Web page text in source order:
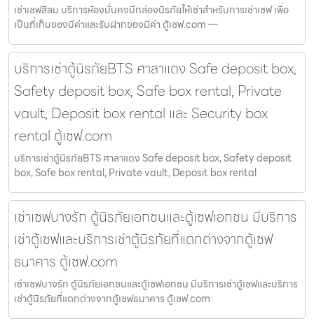
เช่าเซฟสีลม บริการห้องมั่นคงมีกล่องนิรภัยให้เช่าสำหรับการเช่าเซฟ เพื่อ
เป็นที่เก็บของมีค่าและรับฝากของมีค่า ตู้เซฟ.com —
บริการเช่าตู้นิรภัยBTS ศาลาแดง Safe deposit box,
Safety deposit box, Safe box rental, Private
vault, Deposit box rental และ Security box
rental ตู้เซฟ.com
บริการเช่าตู้นิรภัยBTS ศาลาแดง Safe deposit box, Safety deposit
box, Safe box rental, Private vault, Deposit box rental
เช่าเซฟบางรัก ตู้นิรภัยเอกชนและตู้เซฟเอกชน มีบริการ
เช่าตู้เซฟและบริการเช่าตู้นิรภัยที่แตกต่างจากตู้เซฟ
ธนาคาร ตู้เซฟ.com
เช่าเซฟบางรัก ตู้นิรภัยเอกชนและตู้เซฟเอกชน มีบริการเช่าตู้เซฟและบริการ
เช่าตู้นิรภัยที่แตกต่างจากตู้เซฟธนาคาร ตู้เซฟ.com